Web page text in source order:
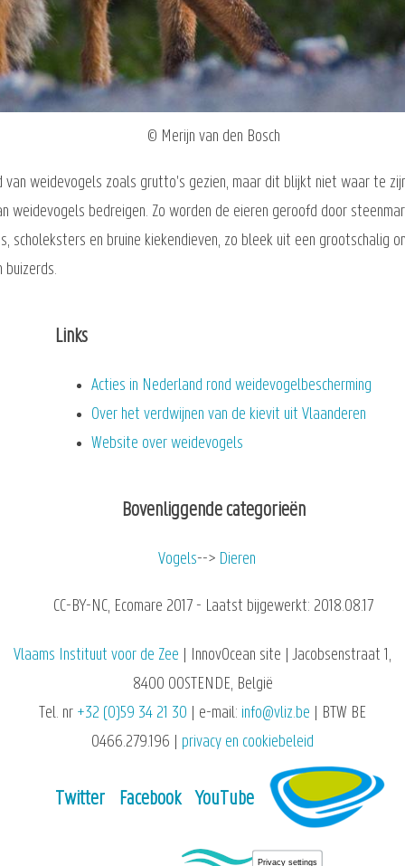
© Merijn van den Bosch
weidevogels zoals grutto's gezien, maar dit blijkt niet waar te
weidevogels bedreigen. Zo worden de eieren geroofd door
scholeksters en bruine kiekendieven, zo bleek uit een grootschalig
Links
Acties in Nederland rond weidevogelbescherming
Over het verdwijnen van de kievit uit Vlaanderen
Website over weidevogels
Bovenliggende categorieën
Vogels Dieren
CC-BY-NC, Ecomare 2017 - Laatst bijgewerkt: 2018.08.17
Vlaams Instituut voor de Zee | InnovOcean site | Jacobsenstraat 1,
8400 OOSTENDE, België
Tel. nr +32 (0)59 34 21 30 | e-mail: info@vliz.be | BTW BE
0466.279.196 | privacy en cookiebeleid
Twitter Facebook YouTube
Privacy settings